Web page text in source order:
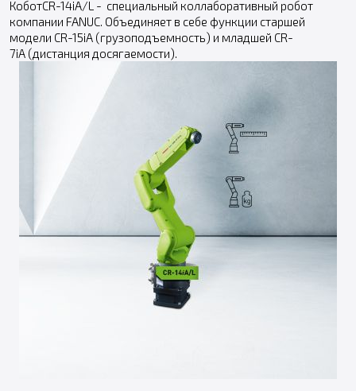
КоботCR-14iA/L - специальный коллаборативный робот
компании FANUC. Объединяет в себе функции старшей
модели CR-15iA (грузоподъемность) и младшей CR-
7iA (дистанция досягаемости).